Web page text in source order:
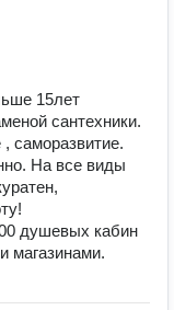
15лет
сантехники.
саморазвитие.
На все виды
душевых кабин
магазинами.